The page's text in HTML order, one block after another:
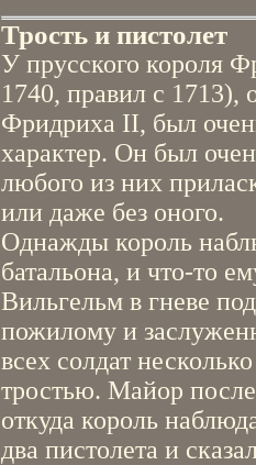
Трость и пистолет
У прусского короля
1740, правил с 1713),
Фридриха II, был
характер. Он был
любого из них
или даже без оного.
Однажды король
батальона, и что-то
Вильгельм в гневе
пожилому и
всех солдат
тростью. Майор
откуда король
два пистолета и